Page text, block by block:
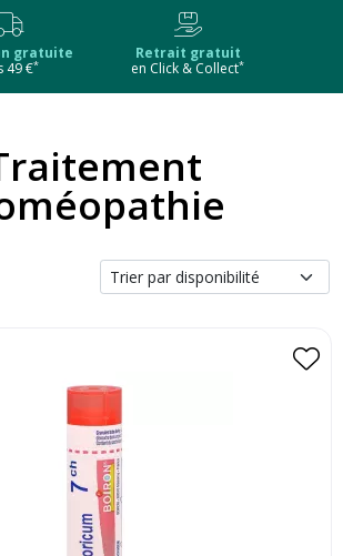
gratuite
49 €*
Retrait gratuit
en Click & Collect*